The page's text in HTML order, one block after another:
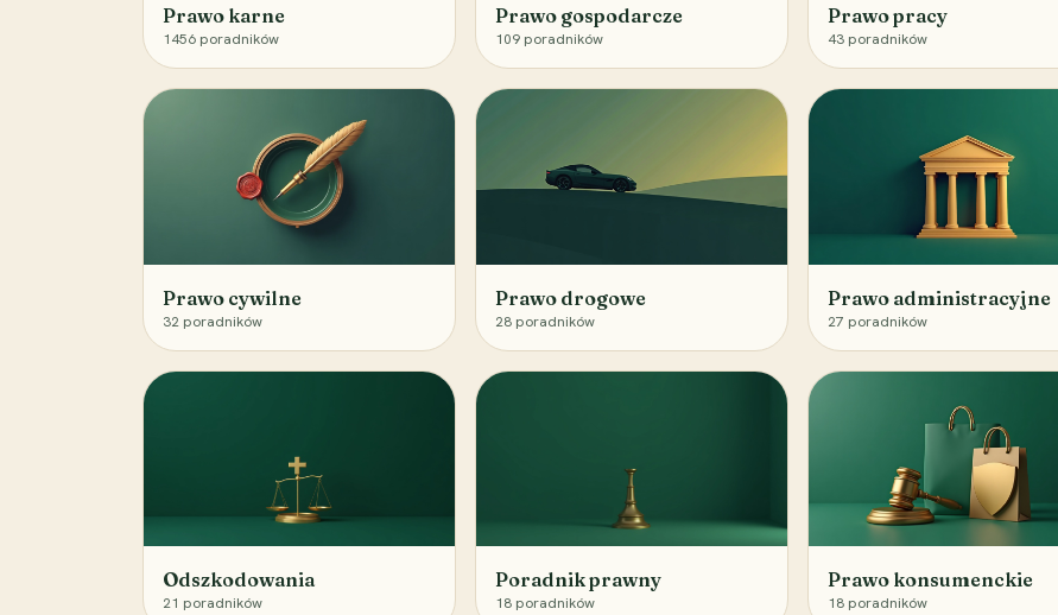
Prawo karne
1456 poradników
Prawo gospodarcze
109 poradników
Prawo pracy
43 poradników
Prawo cywilne
32 poradników
Prawo drogowe
28 poradników
Prawo administracyjne
27 poradników
Odszkodowania
21 poradników
Poradnik prawny
18 poradników
Prawo konsumenckie
18 poradników